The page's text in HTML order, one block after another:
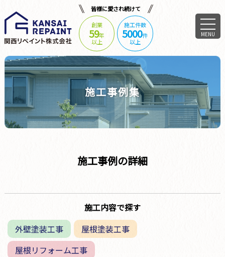
皆様に愛され続けて
創業
59年
以上
施工件数
5000件
以上
MENU
施工事例集
施工事例の詳細
施工内容で探す
外壁塗装工事
屋根塗装工事
屋根リフォーム工事